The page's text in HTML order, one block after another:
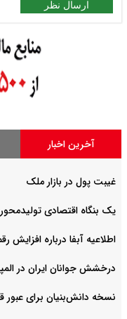
ارسال نظر
آخرین اخبار
غیبت پول در بازار ملک
یک بنگاه اقتصادی
اطلاعیه آبفا درباره
درخشش جوانان ایران در
نسخه دانش‌بنیان برای عبور